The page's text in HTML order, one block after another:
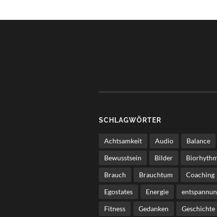
SCHLAGWÖRTER
Achtsamkeit Audio Balance
Bewusstsein Bilder
Brauch Brauchtum Coaching
Egostates Energie
Fitness Gedanken Geschichte